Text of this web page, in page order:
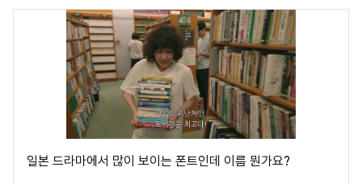
일본 드라마에서 많이 보이는 폰트인데 이름 뭔가요?